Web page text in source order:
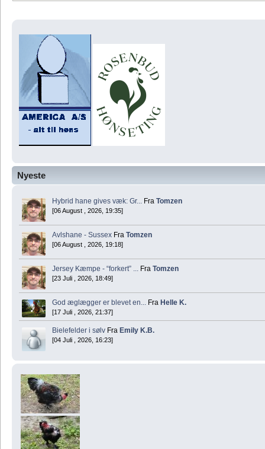
Nyeste
Hybrid hane gives væk: Gr... Fra Tomzen
[06 August , 2026, 19:35]
Avlshane - Sussex Fra Tomzen
[06 August , 2026, 19:18]
Jersey Kæmpe - “forkert” ... Fra Tomzen
[23 Juli , 2026, 18:49]
God æglægger er blevet en... Fra Helle K.
[17 Juli , 2026, 21:37]
Bielefelder i sølv Fra Emily K.B.
[04 Juli , 2026, 16:23]